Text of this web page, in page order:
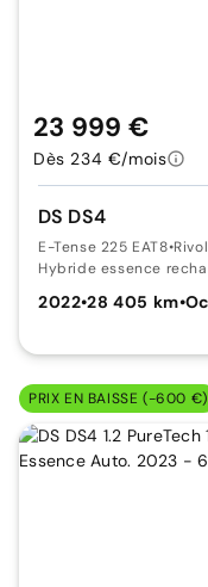
DS DS4
E-Tense 225 EAT8•
Hybride essence
2022•28 405 km•
23 999 €
Dès 234 €/mois
PRIX EN BAISSE (-600 €)